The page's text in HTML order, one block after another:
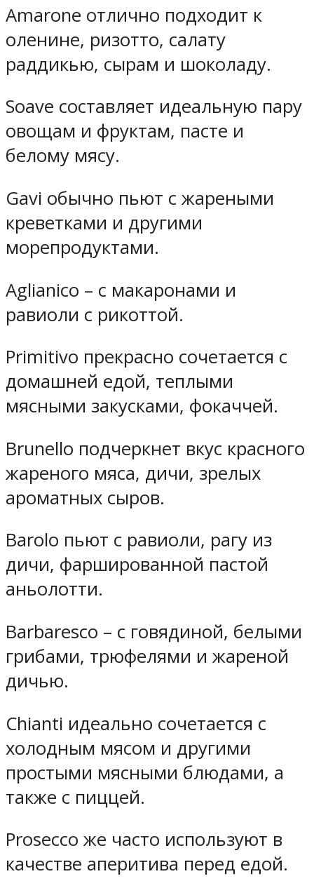
Amarone отлично подходит к
оленине, ризотто, салату
раддикью, сырам и шоколаду.
Soave составляет идеальную пару
овощам и фруктам, пасте и
белому мясу.
Gavi обычно пьют с жареными
креветками и другими
морепродуктами.
Aglianico – c макаронами и
равиоли с рикоттой.
Primitivo прекрасно сочетается с
домашней едой, теплыми
мясными закусками, фокаччей.
Brunello подчеркнет вкус красного
жареного мяса, дичи, зрелых
ароматных сыров.
Barolo пьют с равиоли, рагу из
дичи, фаршированной пастой
аньолотти.
Barbaresco – с говядиной, белыми
грибами, трюфелями и жареной
дичью.
Chianti идеально сочетается с
холодным мясом и другими
простыми мясными блюдами, а
также с пиццей.
Prosecco же часто используют в
качестве аперитива перед едой.